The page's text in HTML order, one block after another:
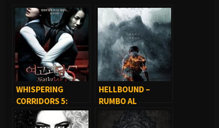
WHISPERING
CORRIDORS 5:
DOUBLE SUICIDE
(2009)
HELLBOUND –
RUMBO AL
INFIERNO (SERIE)